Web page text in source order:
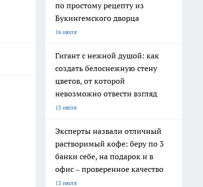
по простому рецепту из
Букингемского дворца
16 июля
Гигант с нежной душой: как
создать белоснежную стену
цветов, от которой
невозможно отвести взгляд
13 июля
Эксперты назвали отличный
растворимый кофе: беру по 3
банки себе, на подарок и в
офис – проверенное качество
13 июля